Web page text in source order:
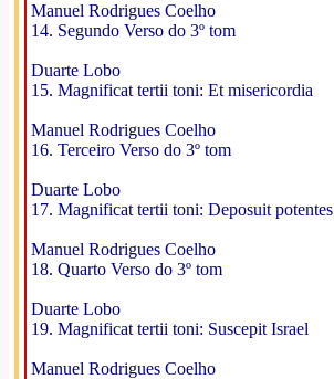
Manuel Rodrigues Coelho
14. Segundo Verso do 3º tom
Duarte Lobo
15. Magnificat tertii toni: Et misericordia
Manuel Rodrigues Coelho
16. Terceiro Verso do 3º tom
Duarte Lobo
17. Magnificat tertii toni: Deposuit potentes
Manuel Rodrigues Coelho
18. Quarto Verso do 3º tom
Duarte Lobo
19. Magnificat tertii toni: Suscepit Israel
Manuel Rodrigues Coelho